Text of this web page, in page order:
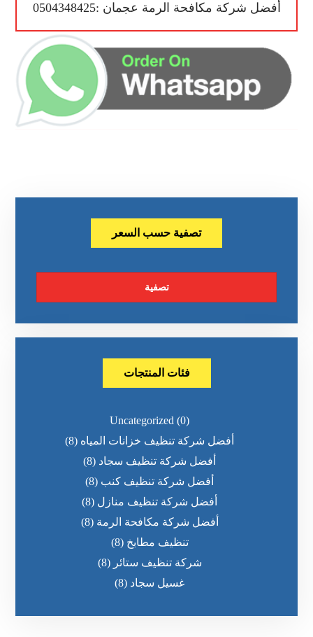
أفضل شركة مكافحة الرمة عجمان :0504348425
تصفية حسب السعر
تصفية
فئات المنتجات
Uncategorized (0)
أفضل شركة تنظيف خزانات المياه (8)
أفضل شركة تنظيف سجاد (8)
أفضل شركة تنظيف كنب (8)
أفضل شركة تنظيف منازل (8)
أفضل شركة مكافحة الرمة (8)
تنظيف مطابخ (8)
شركة تنظيف ستائر (8)
غسيل سجاد (8)